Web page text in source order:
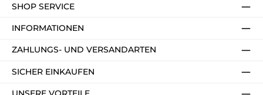
SHOP SERVICE
INFORMATIONEN
ZAHLUNGS- UND VERSANDARTEN
SICHER EINKAUFEN